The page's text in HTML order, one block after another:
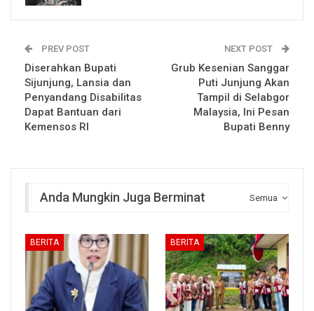
PREV POST
Diserahkan Bupati
Sijunjung, Lansia dan
Penyandang Disabilitas
Dapat Bantuan dari
Kemensos RI
NEXT POST
Grub Kesenian Sanggar
Puti Junjung Akan
Tampil di Selabgor
Malaysia, Ini Pesan
Bupati Benny
Semua
Anda Mungkin Juga Berminat
BERITA BERITA